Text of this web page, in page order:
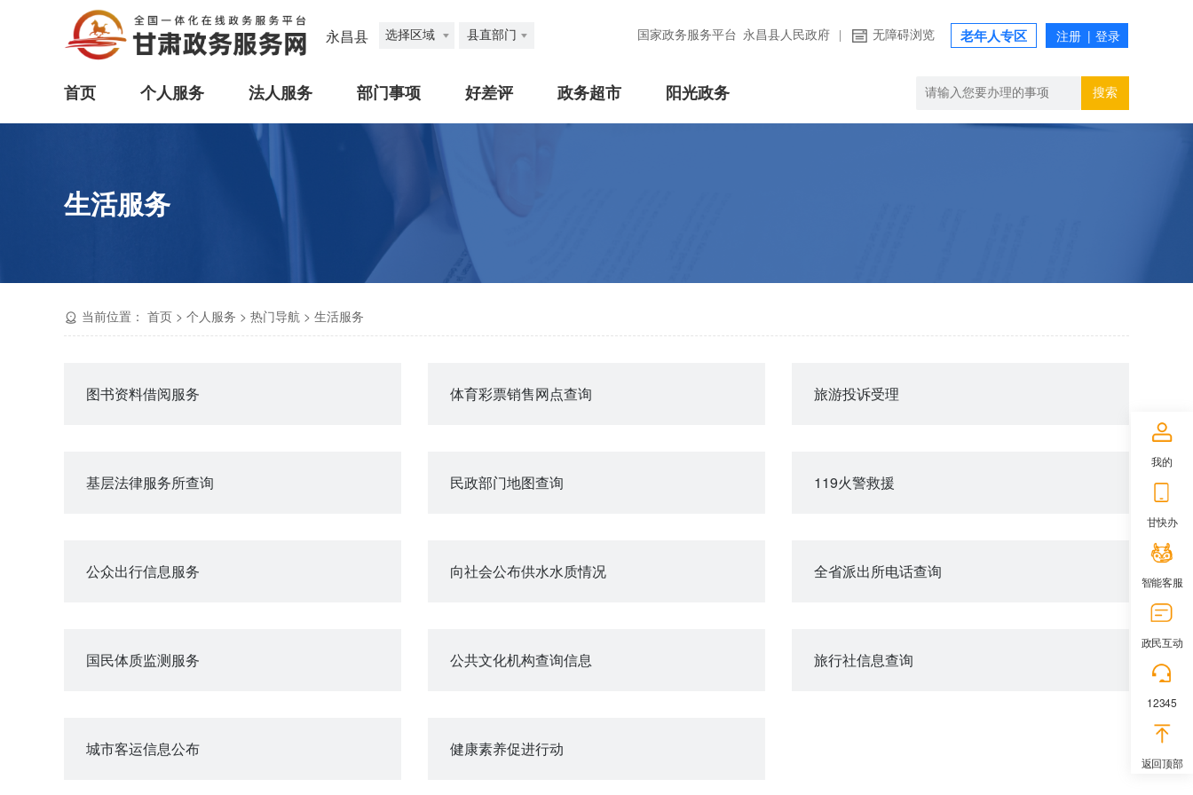
永昌县 选择区域 县直部门 国家政务服务平台 永昌县人民政府 无障碍浏览 老年人专区
首页 个人服务 法人服务 部门事项 好差评 政务超市 阳光政务 搜索
生活服务
当前位置： 首页 > 个人服务 > 热门导航 > 生活服务
图书资料借阅服务 体育彩票销售网点查询 旅游投诉受理
基层法律服务所查询 民政部门地图查询 119火警救援
公众出行信息服务 向社会公布供水水质情况 全省派出所电话查询
国民体质监测服务 公共文化机构查询信息 旅行社信息查询
城市客运信息公布 健康素养促进行动
我的
甘快办
智能客服
政民互动
12345
返回顶部